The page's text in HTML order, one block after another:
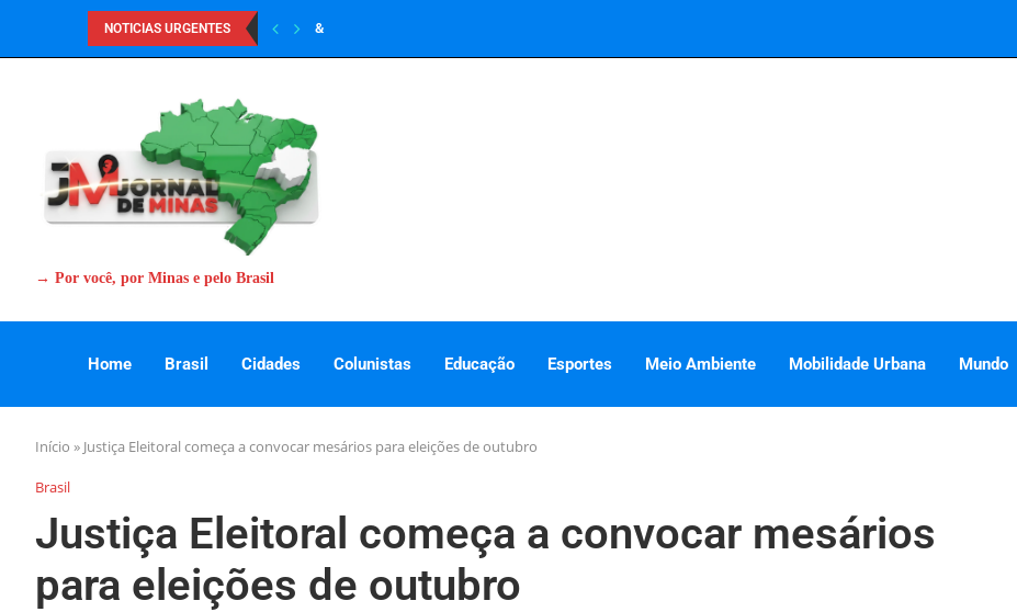
NOTICIAS URGENTES &
→ Por você, por Minas e pelo Brasil
Home Brasil Cidades Colunistas Educação Esportes Meio Ambiente Mobilidade Urbana Mundo
Início » Justiça Eleitoral começa a convocar mesários para eleições de outubro
Brasil
Justiça Eleitoral começa a convocar mesários
para eleições de outubro